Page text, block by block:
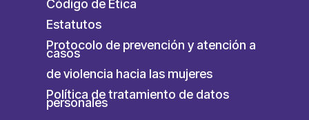
Código de Ética
Estatutos
Protocolo de prevención y atención a
casos
de violencia hacia las mujeres
Política de tratamiento de datos
personales